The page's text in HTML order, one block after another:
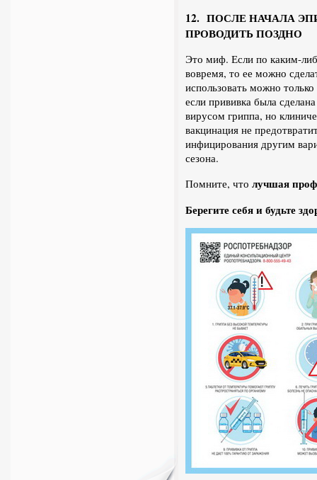
12. ПОСЛЕ НАЧАЛА
ПРОВОДИТЬ ПОЗДНО
Это миф. Если по каким-
вовремя, то ее можно
использовать можно
если прививка была
вирусом гриппа, но
вакцинация не
инфицирования другим
сезона.
Помните, что лучшая
Берегите себя и будьте